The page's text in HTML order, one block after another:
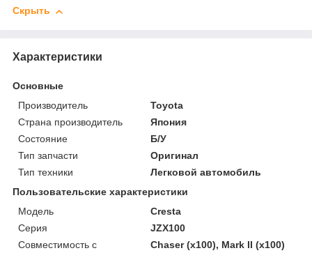
Скрыть
Характеристики
Основные
Производитель
Toyota
Страна производитель
Япония
Состояние
Б/У
Тип запчасти
Оригинал
Тип техники
Легковой автомобиль
Пользовательские характеристики
Модель
Cresta
Серия
JZX100
Совместимость с
Chaser (x100), Mark II (x100)